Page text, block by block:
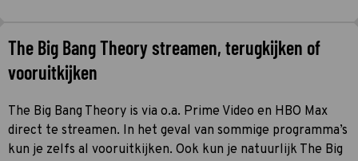
The Big Bang Theory streamen, terugkijken of
vooruitkijken
The Big Bang Theory is via o.a. Prime Video en HBO Max
direct te streamen. In het geval van sommige programma’s
kun je zelfs al vooruitkijken. Ook kun je natuurlijk The Big